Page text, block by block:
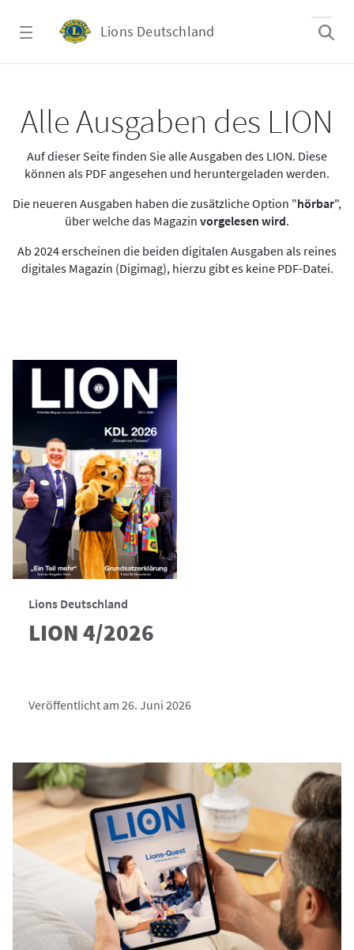
Lions Deutschland
Alle Ausgaben des LION
Auf dieser Seite finden Sie alle Ausgaben des LION. Diese
können als PDF angesehen und heruntergeladen werden.
Die neueren Ausgaben haben die zusätzliche Option "hörbar",
über welche das Magazin vorgelesen wird.
Ab 2024 erscheinen die beiden digitalen Ausgaben als reines
digitales Magazin (Digimag), hierzu gibt es keine PDF-Datei.
Lions Deutschland
LION 4/2026
Veröffentlicht am 26. Juni 2026